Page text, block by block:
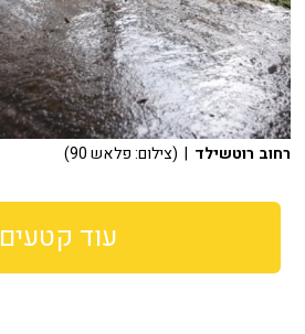
רחוב רוטשילד | (צילום: פלאש 90)
עוד קטעים